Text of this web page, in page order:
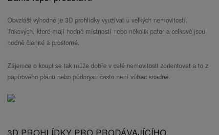
Obvzlášť výhodné je 3D prohlídky využívat u velkých nemovitostí.
Takových, které mají hodně místností nebo několik pater a celkově jsou
hodně členité a prostorné.
Zájemce o koupi se tak může dobře v celé nemovitosti zorientovat a to z
papírového plánu nebo půdorysu často není vůbec snadné.
3D PROHLÍDKY PRO PRODÁVAJÍCÍHO